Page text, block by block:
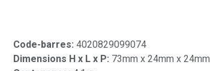
Code-barres: 4020829099074
Dimensions H x L x P: 73mm x 24mm x 24mm